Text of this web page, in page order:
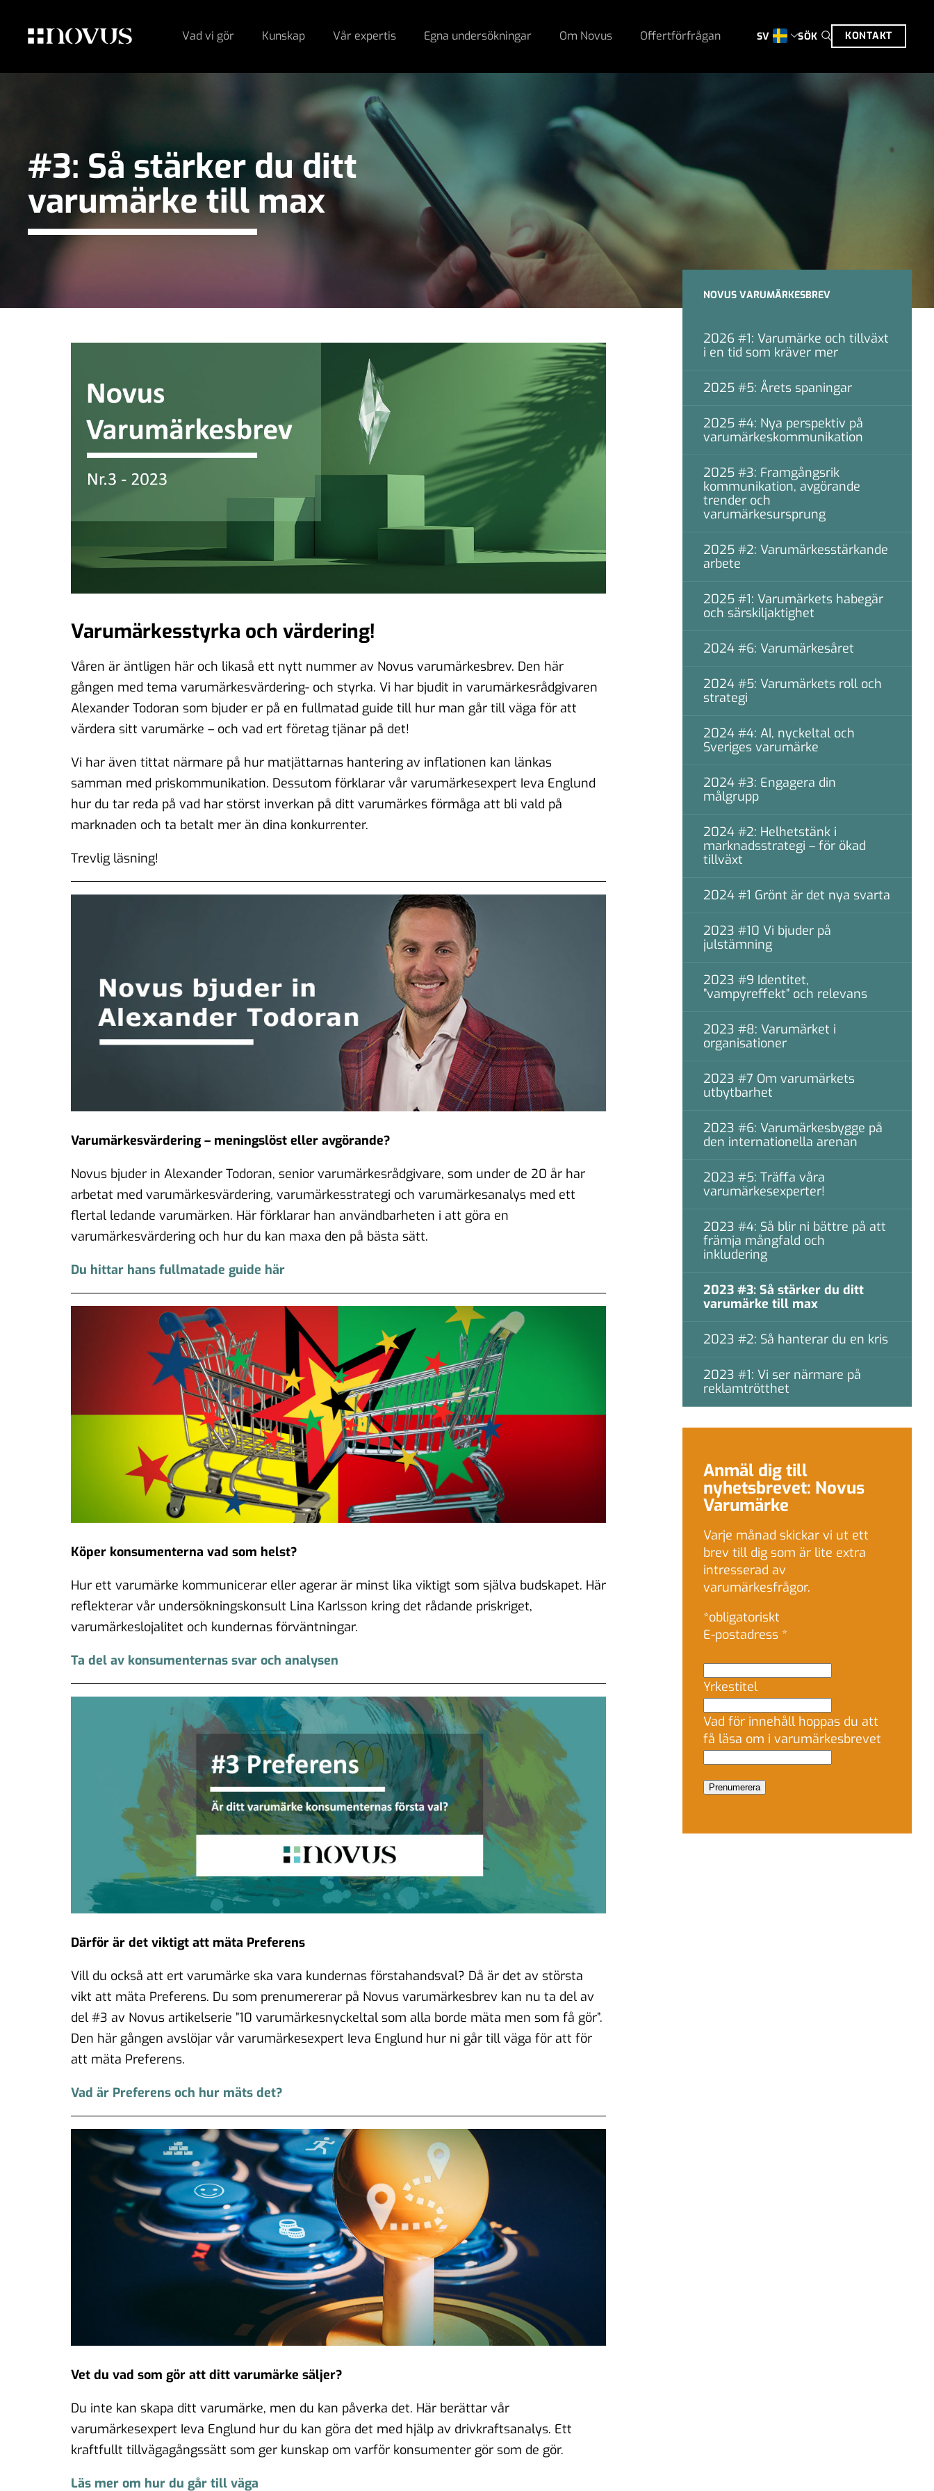
Vad vi gör Kunskap Vår expertis Egna undersökningar Om Novus Offertförfrågan SV SÖK KONTAKT
#3: Så stärker du ditt
varumärke till max
Varumärkesstyrka och värdering!
Våren är äntligen här och likaså ett nytt nummer av Novus varumärkesbrev. Den här
gången med tema varumärkesvärdering- och styrka. Vi har bjudit in varumärkesrådgivaren
Alexander Todoran som bjuder er på en fullmatad guide till hur man går till väga för att
värdera sitt varumärke – och vad ert företag tjänar på det!
Vi har även tittat närmare på hur matjättarnas hantering av inflationen kan länkas
samman med priskommunikation. Dessutom förklarar vår varumärkesexpert Ieva Englund
hur du tar reda på vad har störst inverkan på ditt varumärkes förmåga att bli vald på
marknaden och ta betalt mer än dina konkurrenter.
Trevlig läsning!
Varumärkesvärdering – meningslöst eller avgörande?
Novus bjuder in Alexander Todoran, senior varumärkesrådgivare, som under de 20 år har
arbetat med varumärkesvärdering, varumärkesstrategi och varumärkesanalys med ett
flertal ledande varumärken. Här förklarar han användbarheten i att göra en
varumärkesvärdering och hur du kan maxa den på bästa sätt.
Du hittar hans fullmatade guide här
Köper konsumenterna vad som helst?
Hur ett varumärke kommunicerar eller agerar är minst lika viktigt som själva budskapet. Här
reflekterar vår undersökningskonsult Lina Karlsson kring det rådande priskriget,
varumärkeslojalitet och kundernas förväntningar.
Ta del av konsumenternas svar och analysen
Därför är det viktigt att mäta Preferens
Vill du också att ert varumärke ska vara kundernas förstahandsval? Då är det av största
vikt att mäta Preferens. Du som prenumererar på Novus varumärkesbrev kan nu ta del av
del #3 av Novus artikelserie ”10 varumärkesnyckeltal som alla borde mäta men som få gör”.
Den här gången avslöjar vår varumärkesexpert Ieva Englund hur ni går till väga för att för
att mäta Preferens.
Vad är Preferens och hur mäts det?
Vet du vad som gör att ditt varumärke säljer?
Du inte kan skapa ditt varumärke, men du kan påverka det. Här berättar vår
varumärkesexpert Ieva Englund hur du kan göra det med hjälp av drivkraftsanalys. Ett
kraftfullt tillvägagångssätt som ger kunskap om varför konsumenter gör som de gör.
Läs mer om hur du går till väga
NOVUS VARUMÄRKESBREV
2026 #1: Varumärke och tillväxt
i en tid som kräver mer
2025 #5: Årets spaningar
2025 #4: Nya perspektiv på
varumärkeskommunikation
2025 #3: Framgångsrik
kommunikation, avgörande
trender och
varumärkesursprung
2025 #2: Varumärkesstärkande
arbete
2025 #1: Varumärkets habegär
och särskiljaktighet
2024 #6: Varumärkesåret
2024 #5: Varumärkets roll och
strategi
2024 #4: AI, nyckeltal och
Sveriges varumärke
2024 #3: Engagera din
målgrupp
2024 #2: Helhetstänk i
marknadsstrategi – för ökad
tillväxt
2024 #1 Grönt är det nya svarta
2023 #10 Vi bjuder på
julstämning
2023 #9 Identitet,
”vampyreffekt” och relevans
2023 #8: Varumärket i
organisationer
2023 #7 Om varumärkets
utbytbarhet
2023 #6: Varumärkesbygge på
den internationella arenan
2023 #5: Träffa våra
varumärkesexperter!
2023 #4: Så blir ni bättre på att
främja mångfald och
inkludering
2023 #3: Så stärker du ditt
varumärke till max
2023 #2: Så hanterar du en kris
2023 #1: Vi ser närmare på
reklamtrötthet
Anmäl dig till
nyhetsbrevet: Novus
Varumärke
Varje månad skickar vi ut ett
brev till dig som är lite extra
intresserad av
varumärkesfrågor.
*obligatoriskt
E-postadress *
Yrkestitel
Vad för innehåll hoppas du att
få läsa om i varumärkesbrevet